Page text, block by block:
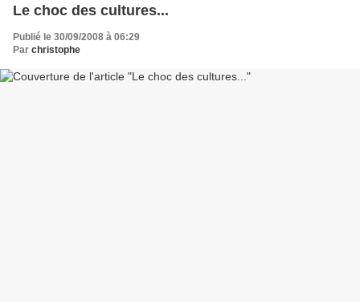
Le choc des cultures...
Publié le 30/09/2008 à 06:29
Par christophe